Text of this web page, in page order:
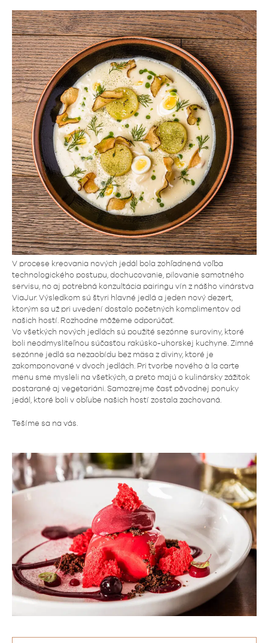
V procese kreovania nových jedál bola zohľadnená voľba
technologického postupu, dochucovanie, pilovanie samotného
servisu, no aj potrebná konzultácia pairingu vín z nášho vinárstva
ViaJur. Výsledkom sú štyri hlavné jedlá a jeden nový dezert,
ktorým sa už pri uvedení dostalo početných komplimentov od
našich hostí. Rozhodne môžeme odporúčať.
Vo všetkých nových jedlách sú použité sezónne suroviny, ktoré
boli neodmysliteľnou súčasťou rakúsko-uhorskej kuchyne. Zimné
sezónne jedlá sa nezaobídu bez mäsa z diviny, ktoré je
zakomponované v dvoch jedlách. Pri tvorbe nového à la carte
menu sme mysleli na všetkých, a preto majú o kulinársky zážitok
postarané aj vegetariáni. Samozrejme časť pôvodnej ponuky
jedál, ktoré boli v obľube našich hostí zostala zachovaná.
Tešíme sa na vás.